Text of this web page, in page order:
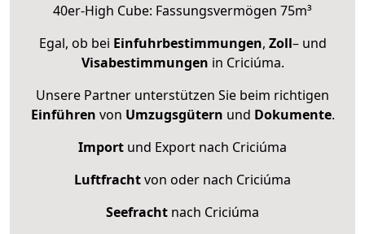
40er-High Cube: Fassungsvermögen 75m³
Egal, ob bei Einfuhrbestimmungen, Zoll– und
Visabestimmungen in Criciúma.
Unsere Partner unterstützen Sie beim richtigen
Einführen von Umzugsgütern und Dokumente.
Import und Export nach Criciúma
Luftfrachtvon oder nach Criciúma
Seefracht nach Criciúma